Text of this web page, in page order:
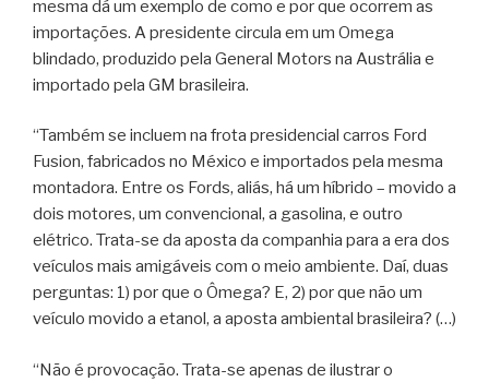
mesma dá um exemplo de como e por que ocorrem as
importações. A presidente circula em um Omega
blindado, produzido pela General Motors na Austrália e
importado pela GM brasileira.
“Também se incluem na frota presidencial carros Ford
Fusion, fabricados no México e importados pela mesma
montadora. Entre os Fords, aliás, há um híbrido – movido a
dois motores, um convencional, a gasolina, e outro
elétrico. Trata-se da aposta da companhia para a era dos
veículos mais amigáveis com o meio ambiente. Daí, duas
perguntas: 1) por que o Ômega? E, 2) por que não um
veículo movido a etanol, a aposta ambiental brasileira? (…)
“Não é provocação. Trata-se apenas de ilustrar o